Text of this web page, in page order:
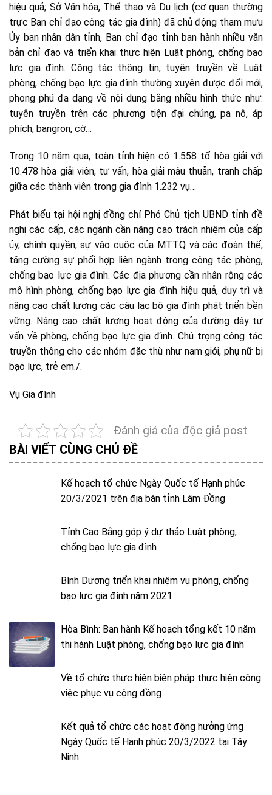
hiệu quả; Sở Văn hóa, Thể thao và Du lịch (cơ quan thường
trực Ban chỉ đạo công tác gia đình) đã chủ động tham mưu
Ủy ban nhân dân tỉnh, Ban chỉ đạo tỉnh ban hành nhiều văn
bản chỉ đạo và triển khai thực hiện Luật phòng, chống bạo
lực gia đình. Công tác thông tin, tuyên truyền về Luật
phòng, chống bạo lực gia đình thường xuyên được đổi mới,
phong phú đa dạng về nội dung bằng nhiều hình thức như:
tuyên truyền trên các phương tiện đại chúng, pa nô, áp
phích, bangron, cờ…
Trong 10 năm qua, toàn tỉnh hiện có 1.558 tổ hòa giải với
10.478 hòa giải viên, tư vấn, hòa giải mâu thuẫn, tranh chấp
giữa các thành viên trong gia đình 1.232 vụ…
Phát biểu tại hội nghị đồng chí Phó Chủ tịch UBND tỉnh đề
nghị các cấp, các ngành cần nâng cao trách nhiệm của cấp
ủy, chính quyền, sự vào cuộc của MTTQ và các đoàn thể,
tăng cường sự phối hợp liên ngành trong công tác phòng,
chống bạo lực gia đình. Các địa phương cần nhân rộng các
mô hình phòng, chống bạo lực gia đình hiệu quả, duy trì và
nâng cao chất lượng các câu lạc bộ gia đình phát triển bền
vững. Nâng cao chất lượng hoạt động của đường dây tư
vấn về phòng, chống bạo lực gia đình. Chú trọng công tác
truyền thông cho các nhóm đặc thù như nam giới, phụ nữ bị
bạo lực, trẻ em./.
Vụ Gia đình
Đánh giá của độc giả post
BÀI VIẾT CÙNG CHỦ ĐỀ
Kế hoạch tổ chức Ngày Quốc tế Hạnh phúc
20/3/2021 trên địa bàn tỉnh Lâm Đồng
Tỉnh Cao Bằng góp ý dự thảo Luật phòng,
chống bạo lực gia đình
Bình Dương triển khai nhiệm vụ phòng, chống
bạo lực gia đình năm 2021
Hòa Bình: Ban hành Kế hoạch tổng kết 10 năm
thi hành Luật phòng, chống bạo lực gia đình
Về tổ chức thực hiện biện pháp thực hiện công
việc phục vụ cộng đồng
Kết quả tổ chức các hoạt động hưởng ứng
Ngày Quốc tế Hạnh phúc 20/3/2022 tại Tây
Ninh